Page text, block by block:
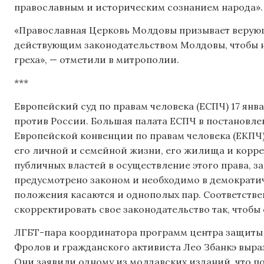
православным и историческим сознанием народа».
«Православная Церковь Молдовы призывает
действующим законодательством Молдовы, чтобы
греха», — отметили в митрополии.
***
Европейский суд по правам человека (ЕСПЧ) 17
против России. Большая палата ЕСПЧ в
Европейской конвенции по правам человека
его личной и семейной жизни, его жилища и
публичных властей в осуществление этого права,
предусмотрено законом и необходимо в
положения касаются и однополых пар.
скорректировать свое законодательство так,
ЛГБТ-пара координатора программ центра
Фролов и гражданского активиста Лео Збанкэ